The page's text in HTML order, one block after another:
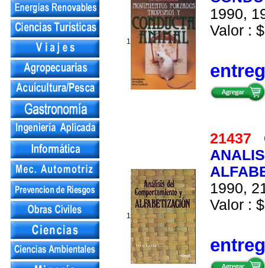
1
1990,
Valor :
1
21437
1990,
Valor :